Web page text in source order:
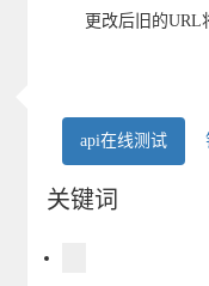
更改后旧的URL
api在线测试
关键词